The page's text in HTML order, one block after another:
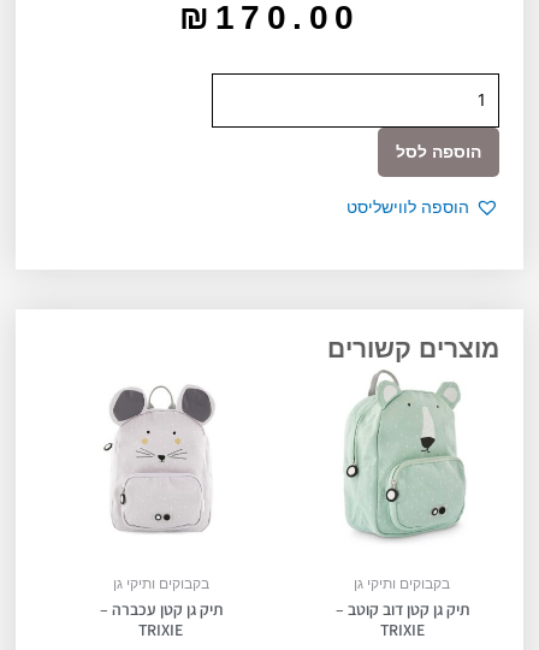
₪ 170.00
של
תיק
שועל
TRIXIE
הוספה לסל
הוספה לווישליסט
מוצרים קשורים
בקבוקים ותיקי גן
תיק גן קטן דוב קוטב –
TRIXIE
בקבוקים ותיקי גן
תיק גן קטן עכברה –
TRIXIE